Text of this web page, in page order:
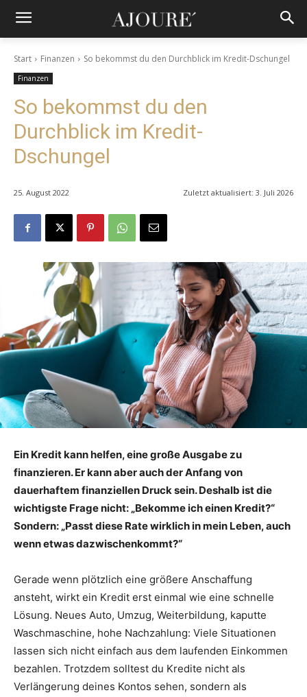
Start Finanzen So bekommst du den Durchblick im Kredit-Dschungel
Finanzen
So bekommst du den
Durchblick im Kredit-
Dschungel
25. August 2022 Zuletzt aktualisiert: 3. Juli 2026
Ein Kredit kann helfen, eine große Ausgabe zu
finanzieren. Er kann aber auch der Anfang von
dauerhaftem finanziellen Druck sein. Deshalb ist die
wichtigste Frage nicht: „Bekomme ich einen Kredit?“
Sondern: „Passt diese Rate wirklich in mein Leben, auch
wenn etwas dazwischenkommt?“
Gerade wenn plötzlich eine größere Anschaffung
ansteht, wirkt ein Kredit erst einmal wie eine schnelle
Lösung. Neues Auto, Umzug, Weiterbildung, kaputte
Waschmaschine, hohe Nachzahlung: Viele Situationen
lassen sich nicht einfach aus dem laufenden Einkommen
bezahlen. Trotzdem solltest du Kredite nicht als
Verlängerung deines Kontos sehen, sondern als